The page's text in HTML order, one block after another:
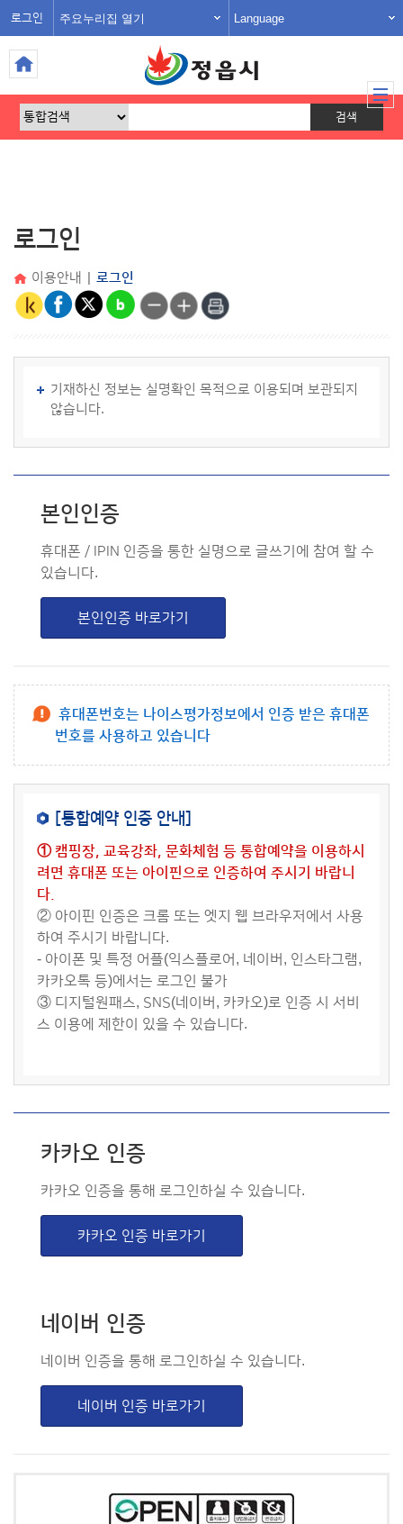
주요누리집 열기
로그인 Language
로그인
이용안내 로그인
기재하신 정보는 실명확인 목적으로 이용되며 보관되지
않습니다.
본인인증
휴대폰 / IPIN 인증을 통한 실명으로 글쓰기에 참여 할 수
있습니다.
본인인증 바로가기
휴대폰번호는 나이스평가정보에서 인증 받은 휴대폰
번호를 사용하고 있습니다
[통합예약 인증 안내]
① 캠핑장, 교육강좌, 문화체험 등 통합예약을 이용하시
려면 휴대폰 또는 아이핀으로 인증하여 주시기 바랍니
다.
② 아이핀 인증은 크롬 또는 엣지 웹 브라우저에서 사용
하여 주시기 바랍니다.
- 아이폰 및 특정 어플(익스플로어, 네이버, 인스타그램,
카카오톡 등)에서는 로그인 불가
③ 디지털원패스, SNS(네이버, 카카오)로 인증 시 서비
스 이용에 제한이 있을 수 있습니다.
카카오 인증
카카오 인증을 통해 로그인하실 수 있습니다.
카카오 인증 바로가기
네이버 인증
네이버 인증을 통해 로그인하실 수 있습니다.
네이버 인증 바로가기